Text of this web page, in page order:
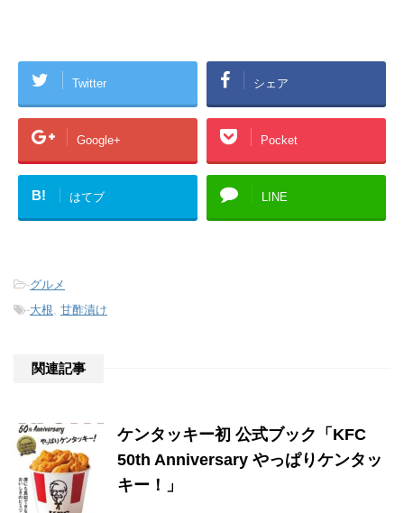
Twitter シェア
Google+ Pocket
B! はてブ LINE
-グルメ
-大根, 甘酢漬け
関連記事
ケンタッキー初 公式ブック「KFC
50th Anniversary やっぱりケンタッ
キー！」